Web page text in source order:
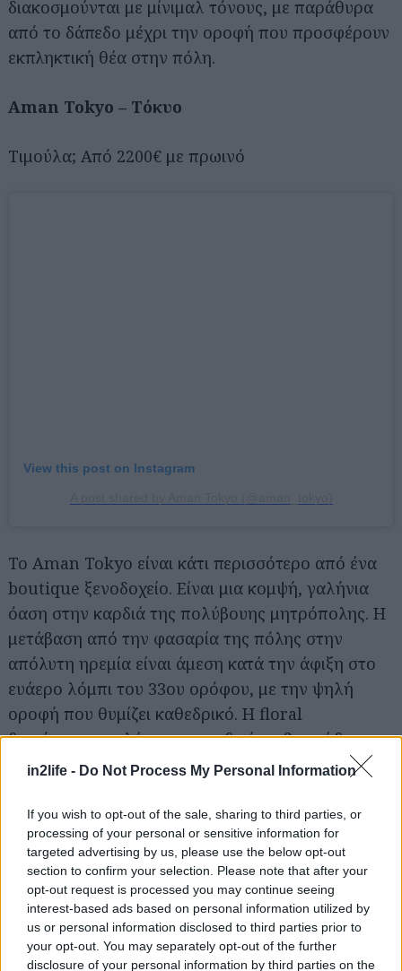
in2life - Do Not Process My Personal Information
If you wish to opt-out of the sale, sharing to third parties, or
processing of your personal or sensitive information for
targeted advertising by us, please use the below opt-out
section to confirm your selection. Please note that after your
opt-out request is processed you may continue seeing
interest-based ads based on personal information utilized by
us or personal information disclosed to third parties prior to
your opt-out. You may separately opt-out of the further
disclosure of your personal information by third parties on the
διακοσμούνται με μίνιμαλ τόνους, με παράθυρα
από το δάπεδο μέχρι την οροφή που προσφέρουν
εκπληκτική θέα στην πόλη.
Aman Tokyo – Τόκυο
Τιμούλα; Από 2200€ με πρωινό
View this post on Instagram
Το Aman Tokyo είναι κάτι περισσότερο από ένα
boutique ξενοδοχείο. Είναι μια κομψή, γαλήνια
όαση στην καρδιά της πολύβουης μητρόπολης. Η
μετάβαση από την φασαρία της πόλης στην
απόλυτη ηρεμία είναι άμεση κατά την άφιξη στο
ευάερο λόμπι του 33ου ορόφου, με την ψηλή
οροφή που θυμίζει καθεδρικό. Η floral
διακόσμηση μπλέκεται μοναδικά με βραχώδεις και
υδάτινες λεπτομέρειες, ενώ η θέα στην πόλη του
La Mamounia – Μαρακές
Τιμούλα; Από 800€ η βραδιά